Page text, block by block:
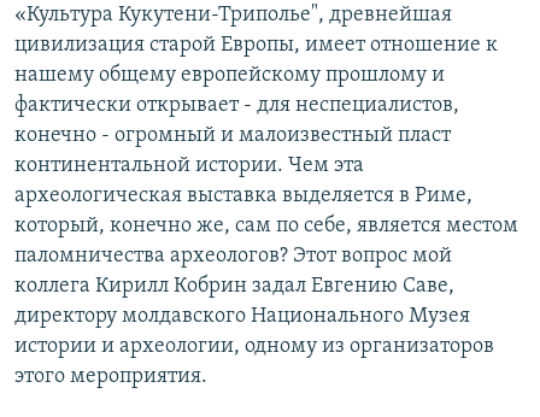
«Культура Кукутени-Триполье", древнейшая
цивилизация старой Европы, имеет отношение к
нашему общему европейскому прошлому и
фактически открывает - для неспециалистов,
конечно - огромный и малоизвестный пласт
континентальной истории. Чем эта
археологическая выставка выделяется в Риме,
который, конечно же, сам по себе, является местом
паломничества археологов? Этот вопрос мой
коллега Кирилл Кобрин задал Евгению Саве,
директору молдавского Национального Музея
истории и археологии, одному из организаторов
этого мероприятия.